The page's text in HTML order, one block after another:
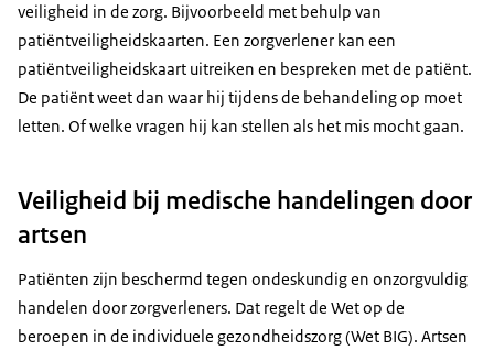
veiligheid in de zorg. Bijvoorbeeld met behulp van
patiëntveiligheidskaarten. Een zorgverlener kan een
patiëntveiligheidskaart uitreiken en bespreken met de patiënt.
De patiënt weet dan waar hij tijdens de behandeling op moet
letten. Of welke vragen hij kan stellen als het mis mocht gaan.
Veiligheid bij medische handelingen door
artsen
Patiënten zijn beschermd tegen ondeskundig en onzorgvuldig
handelen door zorgverleners. Dat regelt de Wet op de
beroepen in de individuele gezondheidszorg (Wet BIG). Artsen